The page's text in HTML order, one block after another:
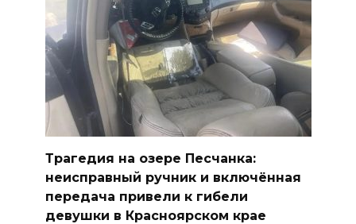
Трагедия на озере Песчанка:
неисправный ручник и включённая
передача привели к гибели
девушки в Красноярском крае